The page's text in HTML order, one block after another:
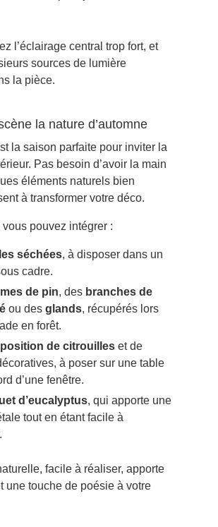
l’éclairage central trop fort, et
sources de lumière
la pièce.
la nature d’automne
la saison parfaite pour inviter la
Pas besoin d’avoir la main
éléments naturels bien
à transformer votre déco.
pouvez intégrer :
séchées, à disposer dans un
cadre.
de pin, des branches de
ou des glands, récupérés lors
en forêt.
de citrouilleset de
à poser sur une table
d’une fenêtre.
d’eucalyptus, qui apporte une
tout en étant facile à
facile à réaliser, apporte
une touche de poésie à votre